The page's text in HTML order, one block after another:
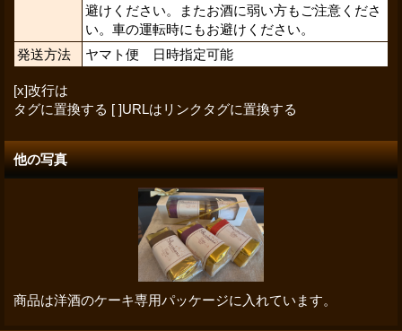
避けください。またお酒に弱い方もご注意くださ
い。車の運転時にもお避けください。
発送方法
ヤマト便 日時指定可能
[x]改行は
タグに置換する [ ]URLはリンクタグに置換する
他の写真
商品は洋酒のケーキ専用パッケージに入れています。